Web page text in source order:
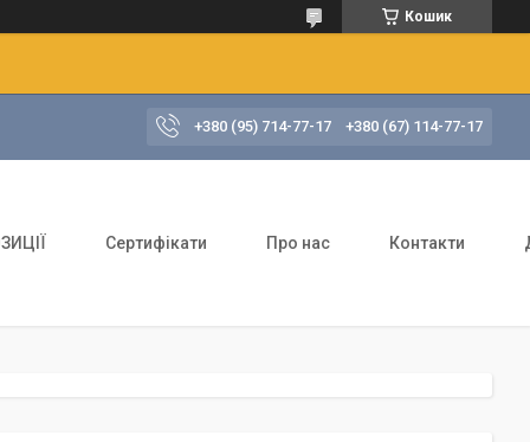
Кошик
+380 (95) 714-77-17 +380 (67) 114-77-17
Сертифікати Про нас Контакти